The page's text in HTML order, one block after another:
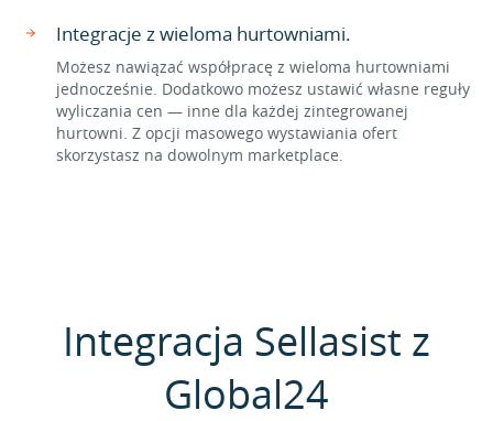
Integracje z wieloma hurtowniami.
Możesz nawiązać współpracę z wieloma hurtowniami
jednocześnie. Dodatkowo możesz ustawić własne reguły
wyliczania cen — inne dla każdej zintegrowanej
hurtowni. Z opcji masowego wystawiania ofert
skorzystasz na dowolnym marketplace.
Integracja Sellasist z
Global24